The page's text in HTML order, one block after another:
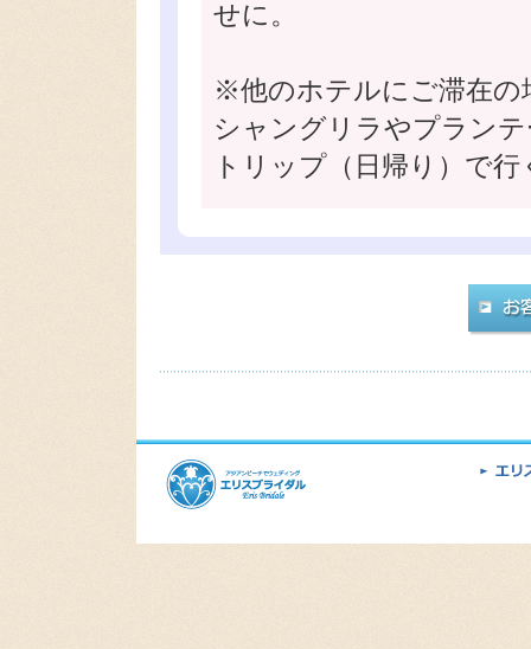
せに。
※他のホテルにご滞在の
シャングリラやプラン
トリップ（日帰り）で